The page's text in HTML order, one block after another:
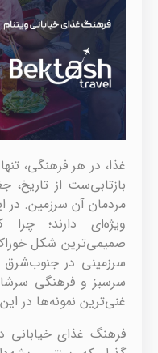
غذا، در هر فرهنگی،
بازتابی‌ست از تاریخ،
مردمان آن سرزمین. در
ویژه‌ای دارند؛
صمیمی‌ترین شکل خوراک
سرزمینی در جنوب‌شرق
سرسبز و فرهنگی
غنی‌ترین نمونه‌ها در
فرهنگ غذای خیابانی